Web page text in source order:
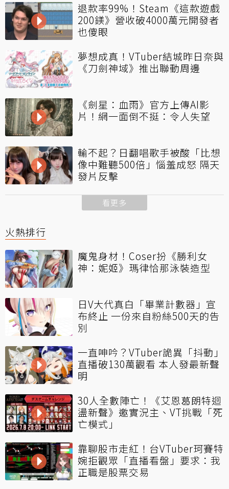
退款率99%！Steam《這款遊戲
200鎂》營收破4000萬元開發者
也傻眼
夢想成真！VTuber結城昨日奈與
《刀劍神域》推出聯動周邊
《劍星：血雨》官方上傳AI影
片！網一面倒不挺：令人失望
輸不起？日翻唱歌手被酸「比想
像中難聽500倍」惱羞成怒 隔天
發片反擊
看更多
火熱排行
魔鬼身材！Coser扮《勝利女
神：妮姬》瑪律恰那泳裝造型
日V大代真白「畢業計數器」宣
布終止 一份來自粉絲500天的告
別
一直呻吟？VTuber詭異「抖動」
直播破130萬觀看 本人發最新聲
明
30人全數陣亡！《艾恩葛朗特迴
盪新聲》邀實況主、VT挑戰「死
亡模式」
靠聊股市走紅！台VTuber珂賽特
婉拒觀眾「直播看盤」要求：我
正職是股票交易